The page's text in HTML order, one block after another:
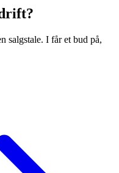
salgstale. I får et bud på,